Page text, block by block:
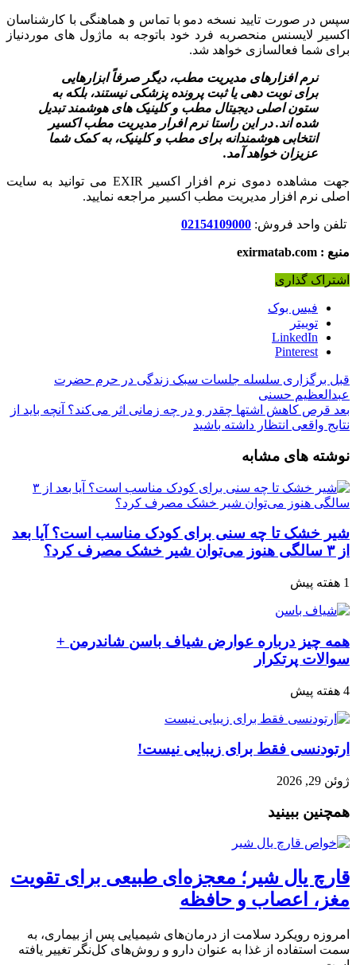
سپس در صورت تایید نسخه دمو با تماس و هماهنگی با کارشناسان
اکسیر لایسنس منحصربه فرد خود باتوجه به ماژول های موردنیاز
برای شما فعالسازی خواهد شد.
نرم ‌افزارهای مدیریت مطب، دیگر صرفاً ابزارهایی
برای نوبت ‌دهی یا ثبت پرونده پزشکی نیستند، بلکه به
ستون اصلی دیجیتال مطب و کلینیک ‌های هوشمند تبدیل
شده‌ اند. در این راستا نرم افرار مدیریت مطب اکسیر
انتخابی هوشمندانه برای مطب و کلینیک، به کمک شما
عزیزان خواهد آمد.
جهت مشاهده دموی نرم افزار اکسیر EXIR می توانید به سایت
اصلی نرم افزار مدیریت مطب اکسیر مراجعه نمایید.
تلفن واحد فروش: 02154109000
منبع : exirmatab.com
اشتراک گذاری
فیس بوک
توییتر
LinkedIn
Pinterest
قبل برگزاری سلسله جلسات سبک زندگی در حرم حضرت
عبدالعظیم حسنی
بعد قرص کاهش اشتها چقدر و در چه زمانی اثر می‌کند؟ آنچه باید از
نتایج واقعی انتظار داشته باشید
نوشته های مشابه
شیر خشک تا چه سنی برای کودک مناسب است؟ آیا بعد
از ۳ سالگی هنوز می‌توان شیر خشک مصرف کرد؟
1 هفته پیش
همه چیز درباره عوارض شیاف باسن شاندرمن +
سوالات پرتکرار
4 هفته پیش
ارتودنسی فقط برای زیبایی نیست!
ژوئن 29, 2026
همچنین ببینید
قارچ یال شیر؛ معجزه‌ای طبیعی برای تقویت
مغز، اعصاب و حافظه
امروزه رویکرد سلامت از درمان‌های شیمیایی پس از بیماری، به
سمت استفاده از غذا به عنوان دارو و روش‌های کل‌نگر تغییر یافته